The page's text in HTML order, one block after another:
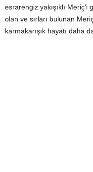
esrarengiz yakışıklı
olan ve sırları bulunan
karmakarışık hayatı daha